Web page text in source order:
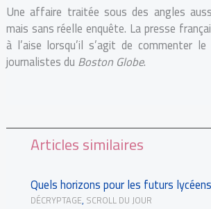
Une affaire traitée sous des angles
mais sans réelle enquête. La presse
à l’aise lorsqu’il s’agit de commenter
journalistes du Boston Globe.
Articles similaires
Quels horizons pour les futurs
DÉCRYPTAGE, SCROLL DU JOUR